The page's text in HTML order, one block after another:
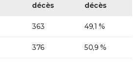
décès
décès
363 49,1 %
376 50,9 %